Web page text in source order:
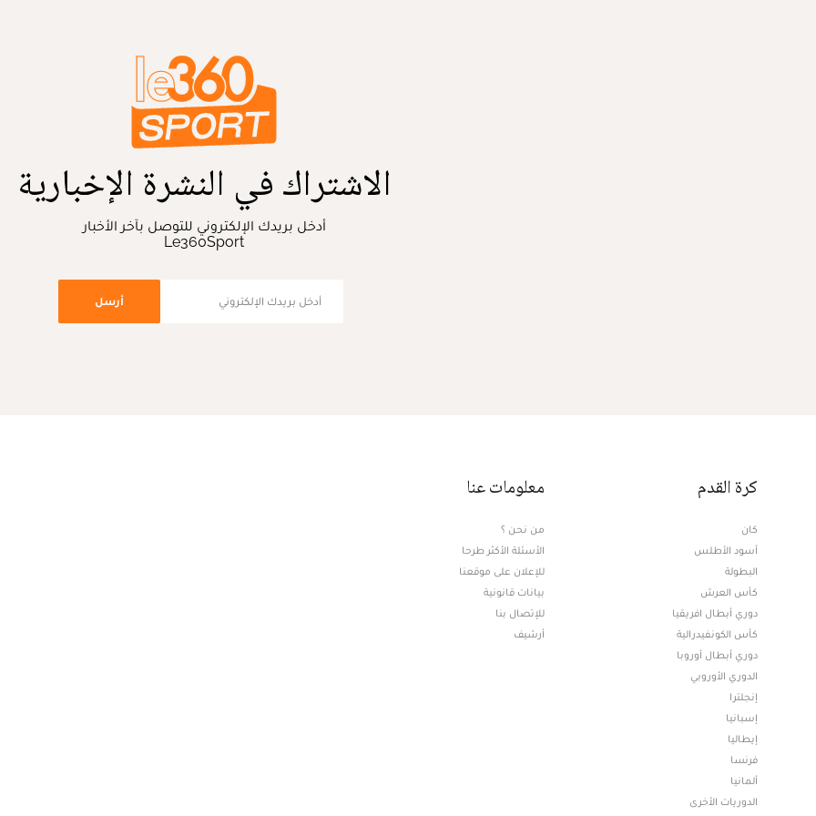
الاشتراك في النشرة الإخبارية
أدخل بريدك الإلكتروني للتوصل بآخر الأخبار
Le360Sport
أرسل
كرة القدم
كان
أسود الأطلس
البطولة
كأس العرش
دوري أبطال افريقيا
كأس الكونفيدرالية
دوري أبطال أوروبا
الدوري الأوروبي
إنجلترا
إسبانيا
إيطاليا
فرنسا
ألمانيا
الدوريات الأخرى
معلومات عنا
من نحن ؟
الأسئلة الأكثر طرحا
للإعلان على موقعنا
بيانات قانونية
للإتصال بنا
أرشيف